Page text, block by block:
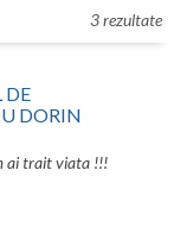
3 rezultate
DE
DORIN
ai trait viata !!!